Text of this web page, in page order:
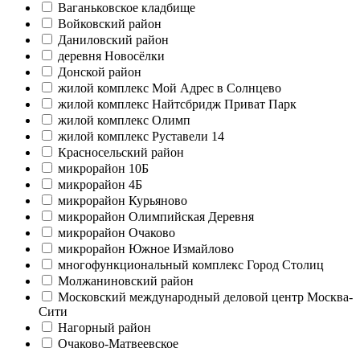
Ваганьковское кладбище
Войковский район
Даниловский район
деревня Новосёлки
Донской район
жилой комплекс Мой Адрес в Солнцево
жилой комплекс Найтсбридж Приват Парк
жилой комплекс Олимп
жилой комплекс Руставели 14
Красносельский район
микрорайон 10Б
микрорайон 4Б
микрорайон Курьяново
микрорайон Олимпийская Деревня
микрорайон Очаково
микрорайон Южное Измайлово
многофункциональный комплекс Город Столиц
Молжаниновский район
Московский международный деловой центр Москва-
Сити
Нагорный район
Очаково-Матвеевское